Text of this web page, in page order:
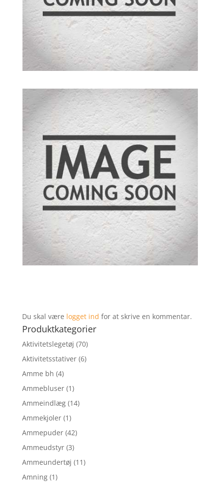
Du skal være logget ind for at skrive en kommentar.
Produktkategorier
Aktivitetslegetøj (70)
Aktivitetsstativer (6)
Amme bh (4)
Ammebluser (1)
Ammeindlæg (14)
Ammekjoler (1)
Ammepuder (42)
Ammeudstyr (3)
Ammeundertøj (11)
Amning (1)